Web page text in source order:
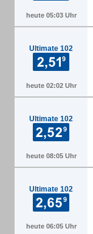
heute 05:03 Uhr
Ultimate 102
heute 02:02 Uhr
Ultimate 102
heute 08:05 Uhr
Ultimate 102
heute 06:05 Uhr